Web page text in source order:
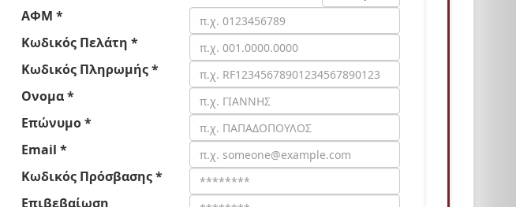
ΑΦΜ *
Κωδικός Πελάτη *
Κωδικός Πληρωμής *
Ονομα *
Επώνυμο *
Email *
Κωδικός Πρόσβασης *
Επιβεβαίωση